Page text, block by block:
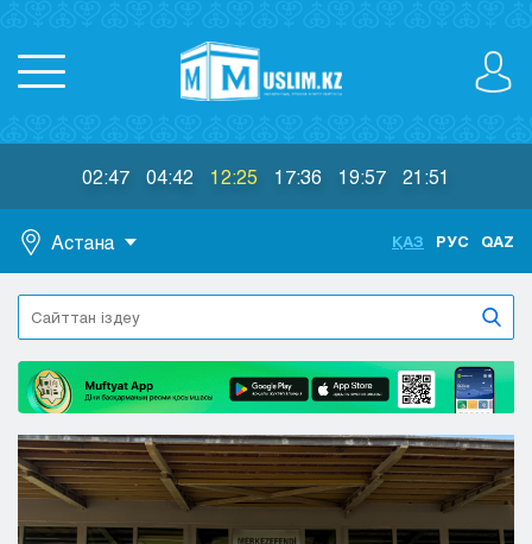
02:47 04:42 12:25 17:36 19:57 21:51
Астана
Астана
Алматы
Актобе
Атырау
Жезказган
Караганда
Кокшетау
Костанай
ҚАЗ РУС QAZ